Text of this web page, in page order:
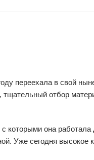
переехала в свой
отбор
которыми она
Уже сегодня высокое